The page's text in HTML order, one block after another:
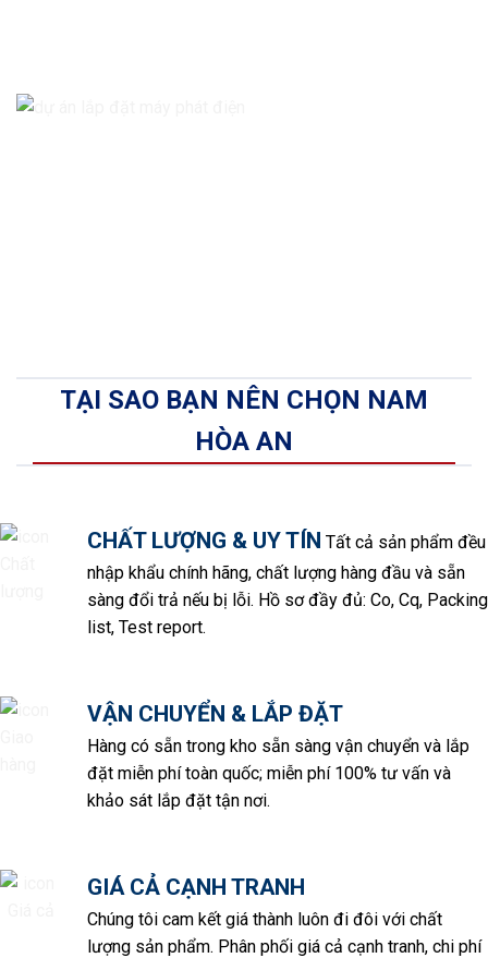
TẠI SAO BẠN NÊN CHỌN NAM
HÒA AN
CHẤT LƯỢNG & UY TÍN Tất cả sản phẩm đều
nhập khẩu chính hãng, chất lượng hàng đầu và sẵn
sàng đổi trả nếu bị lỗi. Hồ sơ đầy đủ: Co, Cq, Packing
list, Test report.
VẬN CHUYỂN & LẮP ĐẶT
Hàng có sẵn trong kho sẵn sàng vận chuyển và lắp
đặt miễn phí toàn quốc; miễn phí 100% tư vấn và
khảo sát lắp đặt tận nơi.
GIÁ CẢ CẠNH TRANH
Chúng tôi cam kết giá thành luôn đi đôi với chất
lượng sản phẩm. Phân phối giá cả cạnh tranh, chi phí